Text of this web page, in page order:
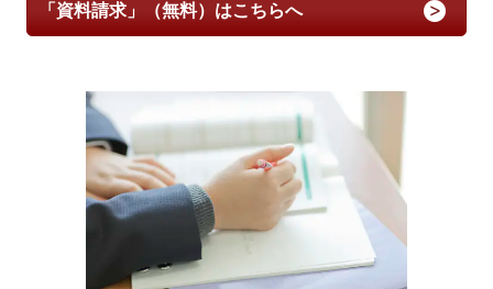
「資料請求」（無料）はこちらへ